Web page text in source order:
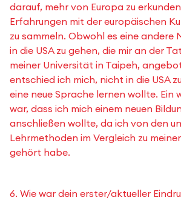
darauf, mehr von Europa zu
Erfahrungen mit der europäischen
zu sammeln. Obwohl es eine andere
in die USA zu gehen, die mir an der
meiner Universität in Taipeh,
entschied ich mich, nicht in die USA
eine neue Sprache lernen wollte. Ein
war, dass ich mich einem neuen
anschließen wollte, da ich von den
Lehrmethoden im Vergleich zu
gehört habe.
6. Wie war dein erster/aktueller